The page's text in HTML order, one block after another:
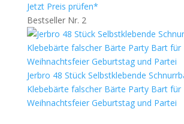
Jetzt Preis prüfen*
Bestseller Nr. 2
Jerbro 48 Stück Selbstklebende
Klebebärte falscher Bärte Party Bart für
Weihnachtsfeier Geburtstag und Partei